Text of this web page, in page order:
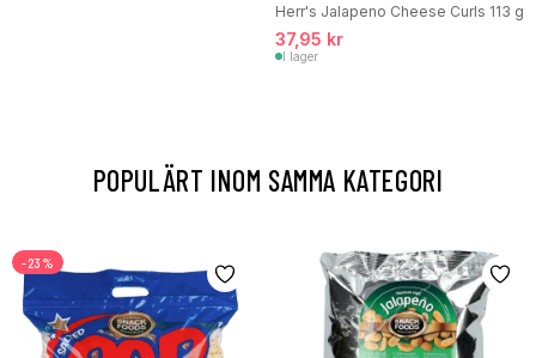
Herr's Jalapeno Cheese Curls 113 g
37,95 kr
I lager
POPULÄRT INOM SAMMA KATEGORI
-23%